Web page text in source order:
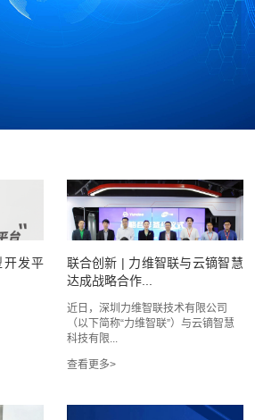
开发平
联合创新 | 力维智联与云镝智慧
达成战略合作...
近日，深圳力维智联技术有限公司
（以下简称“力维智联”）与云镝智慧
科技有限...